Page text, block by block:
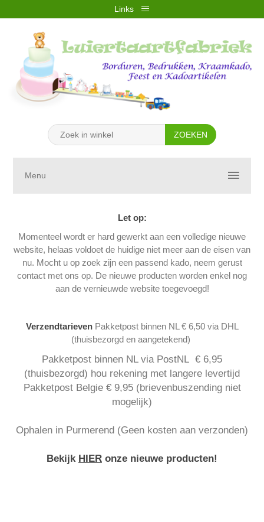
Links
REGISTREREN
WINKELWAGEN (0)
Menu
Let op:
Momenteel wordt er hard gewerkt aan een volledige nieuwe
website, helaas voldoet de huidige niet meer aan de eisen van
nu. Mocht u op zoek zijn een passend kado, neem gerust
contact met ons op. De nieuwe producten worden enkel nog
aan de vernieuwde website toegevoegd!
Verzendtarieven Pakketpost binnen NL € 6,50 via DHL
(thuisbezorgd en aangetekend)
Pakketpost binnen NL via PostNL € 6,95
(thuisbezorgd) hou rekening met langere levertijd
Pakketpost Belgie € 9,95 (brievenbuszending niet
mogelijk)
Ophalen in Purmerend (Geen kosten aan verzonden)
Bekijk HIER onze nieuwe producten!